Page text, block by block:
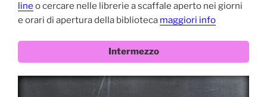
line o cercare nelle librerie a scaffale aperto nei giorni
e orari di apertura della biblioteca maggiori info
Intermezzo